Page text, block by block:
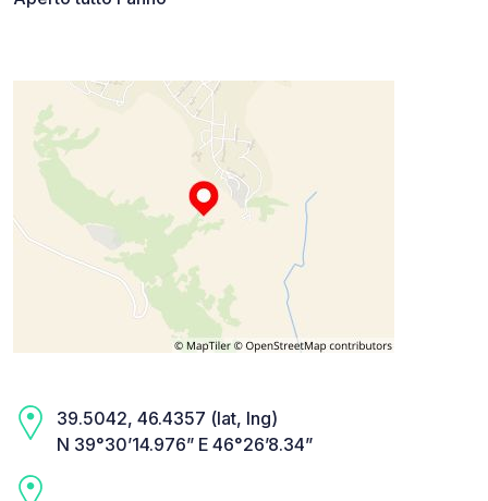
39.5042, 46.4357 (lat, lng)
N 39°30’14.976” E 46°26’8.34”